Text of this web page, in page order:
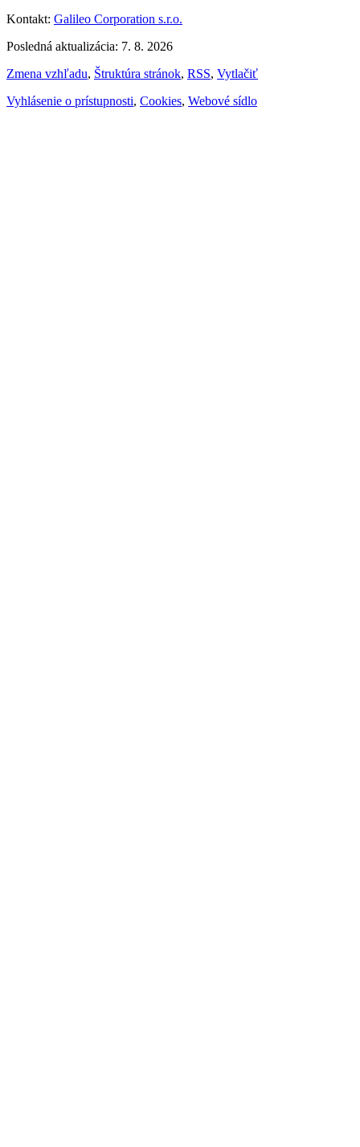
Kontakt: Galileo Corporation s.r.o.
Posledná aktualizácia: 7. 8. 2026
Zmena vzhľadu, Štruktúra stránok, RSS, Vytlačiť
Vyhlásenie o prístupnosti, Cookies, Webové sídlo